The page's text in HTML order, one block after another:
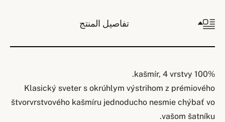
تفاصيل المنتج
100% kašmír, 4 vrstvy.
Klasický sveter s okrúhlym výstrihom z prémiového
štvorvrstvového kašmíru jednoducho nesmie chýbať vo
vašom šatníku.